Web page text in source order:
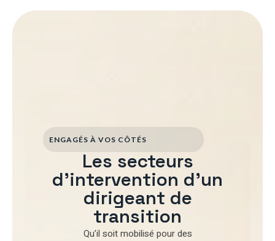
ENGAGÉS À VOS CÔTÉS
Les secteurs
d'intervention d'un
dirigeant de
transition
Qu’il soit mobilisé pourdes